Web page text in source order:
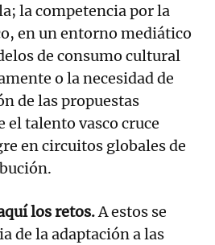
la competencia por la
en un entorno mediático
de consumo cultural
o la necesidad de
de las propuestas
el talento vasco cruce
en circuitos globales de
los retos.A estos se
de la adaptación a las